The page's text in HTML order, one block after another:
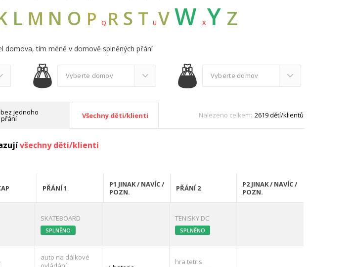
L M N O P Q R S T U VW XY Z
domova, tím méně v domově splněných přání
jednoho Všechny děti/klienti Nalezeno celkem: 2619 dětí/klientů
všechny děti/klienti
PŘÁNÍ 1
P1 JINAK / NAVÍC /
POZN.
PŘÁNÍ 2
P2 JINAK / NAVÍC /
POZN.
SKATEBOARD
SPLNĚNO
TENISKY DC
SPLNĚNO
auto na dálkové
hra tetris